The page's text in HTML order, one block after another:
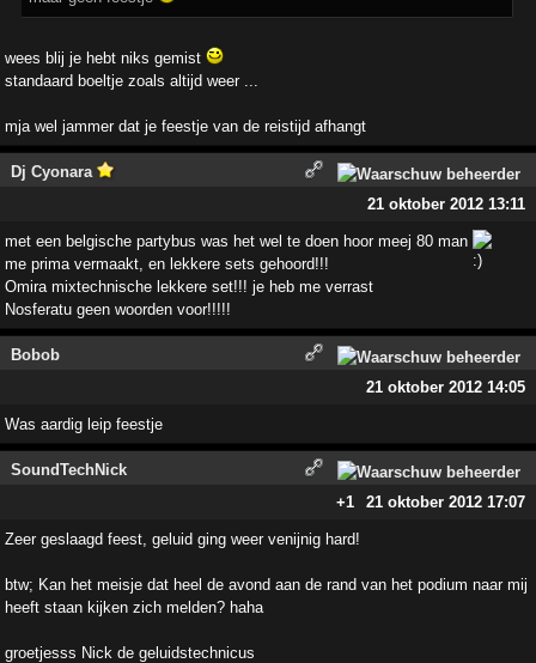
wees blij je hebt niks gemist
standaard boeltje zoals altijd weer ...
mja wel jammer dat je feestje van de reistijd afhangt
Dj Cyonara
21 oktober 2012 13:11
met een belgische partybus was het wel te doen hoor meej 80 man
me prima vermaakt, en lekkere sets gehoord!!!
Omira mixtechnische lekkere set!!! je heb me verrast
Nosferatu geen woorden voor!!!!!
Bobob
21 oktober 2012 14:05
Was aardig leip feestje
SoundTechNick
+1
21 oktober 2012 17:07
Zeer geslaagd feest, geluid ging weer venijnig hard!
btw; Kan het meisje dat heel de avond aan de rand van het podium naar mij
heeft staan kijken zich melden? haha
groetjesss Nick de geluidstechnicus